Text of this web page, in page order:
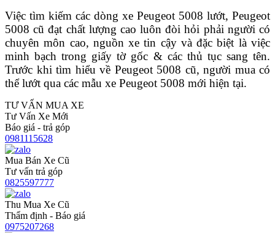
Việc tìm kiếm các dòng xe Peugeot 5008 lướt, Peugeot
5008 cũ đạt chất lượng cao luôn đòi hỏi phải người có
chuyên môn cao, nguồn xe tin cậy và đặc biệt là việc
minh bạch trong giấy tờ gốc & các thủ tục sang tên.
Trước khi tìm hiểu về Peugeot 5008 cũ, người mua có
thể lướt qua các mẫu xe Peugeot 5008 mới hiện tại.
TƯ VẤN MUA XE
Tư Vấn Xe Mới
Báo giá - trả góp
0981115628
Mua Bán Xe Cũ
Tư vấn trả góp
0825597777
Thu Mua Xe Cũ
Thẩm định - Báo giá
0975207268